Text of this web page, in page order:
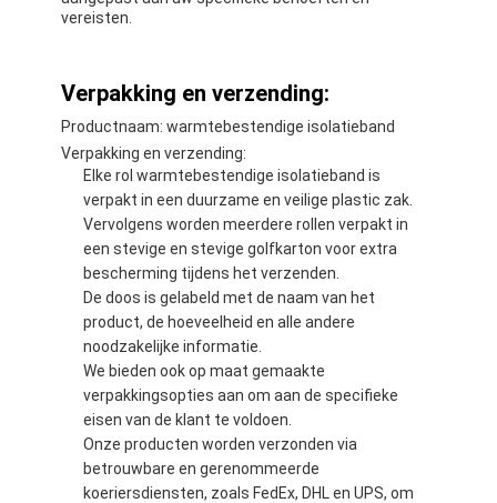
vereisten.
Verpakking en verzending:
Productnaam: warmtebestendige isolatieband
Verpakking en verzending:
Elke rol warmtebestendige isolatieband is
verpakt in een duurzame en veilige plastic zak.
Vervolgens worden meerdere rollen verpakt in
een stevige en stevige golfkarton voor extra
bescherming tijdens het verzenden.
De doos is gelabeld met de naam van het
product, de hoeveelheid en alle andere
noodzakelijke informatie.
We bieden ook op maat gemaakte
verpakkingsopties aan om aan de specifieke
eisen van de klant te voldoen.
Onze producten worden verzonden via
betrouwbare en gerenommeerde
koeriersdiensten, zoals FedEx, DHL en UPS, om